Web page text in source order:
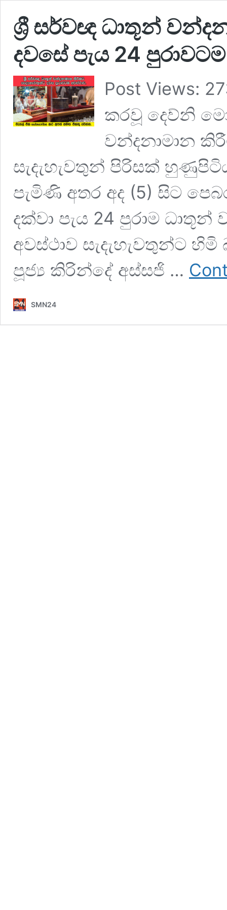
ශ්‍රී සර්වඥ ධාතූන්
දවසේ පැය 24
Post Views:
කරවූ දෙව්නි
වන්දනාමාන
සැදැහැවතුන් පිරිසක්
පැමිණි අතර අද (5) සිට
දක්වා පැය 24 පුරාම
අවස්ථාව සැදැහැවතුන්ට හිමි
පූජ්‍ය කිරින්දේ අස්සජි …
SMN24